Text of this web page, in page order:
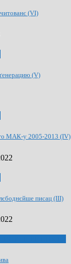
(VI)
(V)
МАК-у 2005-2013 (IV)
писац (III)